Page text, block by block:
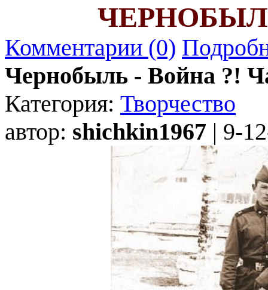
Комментарии (0)
Чернобыль - Война ?!
Категория: Творчество
автор: shichkin1967 | 9-